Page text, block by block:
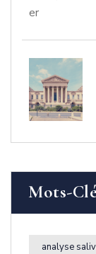
Mots-
analyse